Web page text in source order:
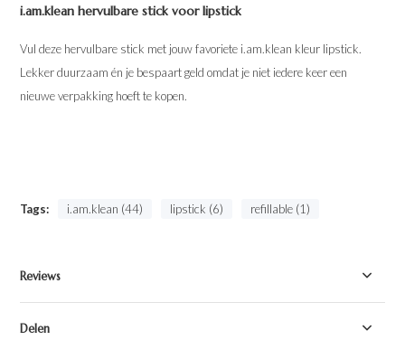
i.am.klean hervulbare stick voor lipstick
Vul deze hervulbare stick met jouw favoriete i.am.klean kleur lipstick.
Lekker duurzaam én je bespaart geld omdat je niet iedere keer een
nieuwe verpakking hoeft te kopen.
Tags: i.am.klean (44) lipstick (6) refillable (1)
Reviews
Delen